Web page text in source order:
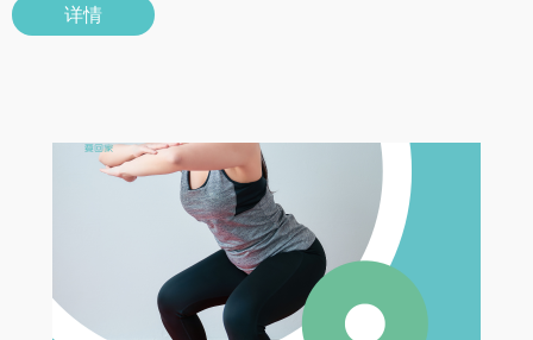
详情